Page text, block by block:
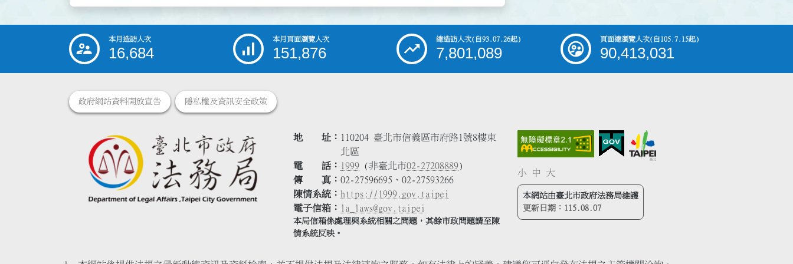
:::
本月造訪人次
16,684
本月頁面瀏覽人次
151,876
總造訪人次(自93.07.26起)
7,801,089
頁面總瀏覽人次(自105.7.15起)
90,413,031
政府網站資料開放宣告 隱私權及資訊安全政策
地 址
110204 臺北市信義區市府路1號8樓東
北區
電 話
1999 (非臺北市02-27208889)
傳 真
02-27596695、02-27593266
陳情系統
https://1999.gov.taipei
電子信箱
la_laws@gov.taipei
本局信箱係處理與系統相關之問題，其餘市政問題請至陳
情系統反映。
小 中 大
本網站由臺北市政府法務局維護
更新日期： 115.08.07